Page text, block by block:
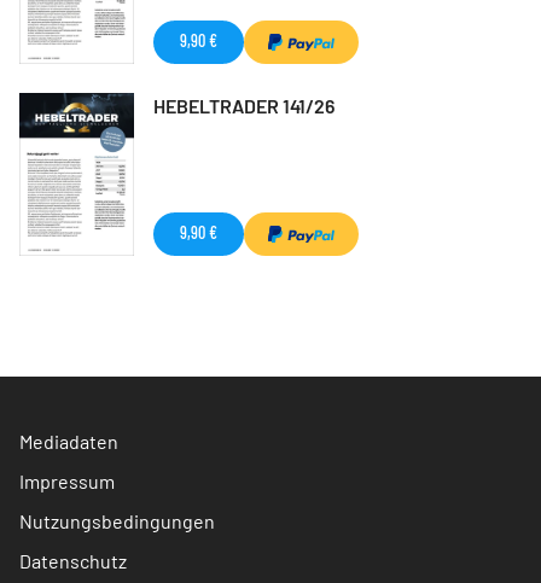
9,90 €
HEBELTRADER 141/26
9,90 €
Mediadaten
Impressum
Nutzungsbedingungen
Datenschutz